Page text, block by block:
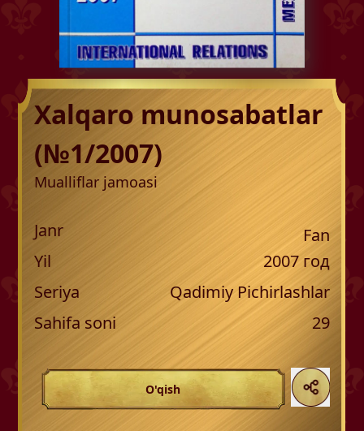
Xalqaro munosabatlar
(№1/2007)
Mualliflar jamoasi
Janr
Fan
Yil
2007год
Seriya
Qadimiy Pichirlashlar
Sahifa soni
29
O'qish